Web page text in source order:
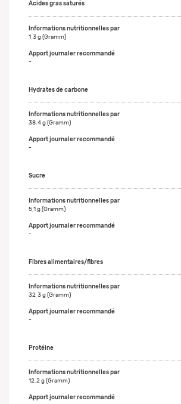
Acides gras saturés
1,3 g (Gramm)
-
Hydrates de carbone
38,4 g (Gramm)
-
Sucre
5,1 g (Gramm)
-
Fibres alimentaires/fibres
32,3 g (Gramm)
-
Protéine
12,2 g (Gramm)